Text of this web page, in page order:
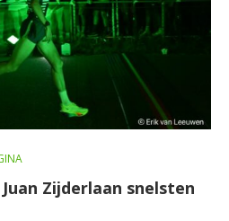
Zijderlaan snelsten